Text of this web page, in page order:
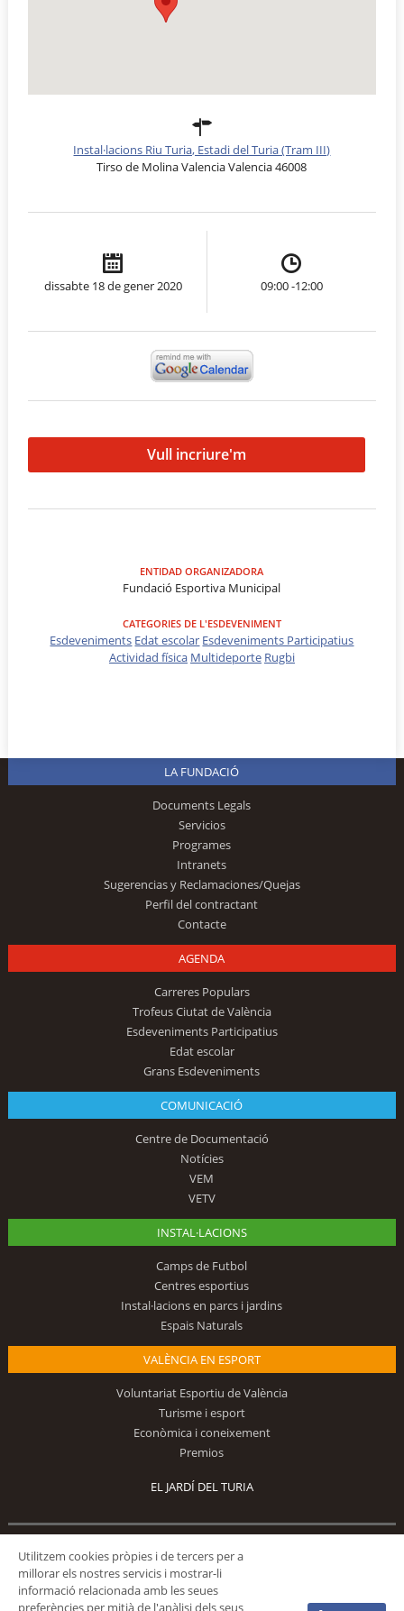
Instal·lacions Riu Turia, Estadi del Turia (Tram III)
Tirso de Molina Valencia Valencia 46008
dissabte 18 de gener 2020 09:00 -12:00
Vull incriure'm
ENTIDAD ORGANIZADORA
Fundació Esportiva Municipal
CATEGORIES DE L'ESDEVENIMENT
Esdeveniments Edat escolar Esdeveniments Participatius
Actividad física Multideporte Rugbi
LA FUNDACIÓ
Documents Legals
Servicios
Programes
Intranets
Sugerencias y Reclamaciones/Quejas
Perfil del contractant
Contacte
AGENDA
Carreres Populars
Trofeus Ciutat de València
Esdeveniments Participatius
Edat escolar
Grans Esdeveniments
COMUNICACIÓ
Centre de Documentació
Notícies
VEM
VETV
INSTAL·LACIONS
Camps de Futbol
Centres esportius
Instal·lacions en parcs i jardins
Espais Naturals
VALÈNCIA EN ESPORT
Voluntariat Esportiu de València
Turisme i esport
Econòmica i coneixement
Premios
EL JARDÍ DEL TURIA
Utilitzem cookies pròpies i de tercers per a
millorar els nostres servicis i mostrar-li
informació relacionada amb les seues
preferències per mitjà de l'anàlisi dels seus